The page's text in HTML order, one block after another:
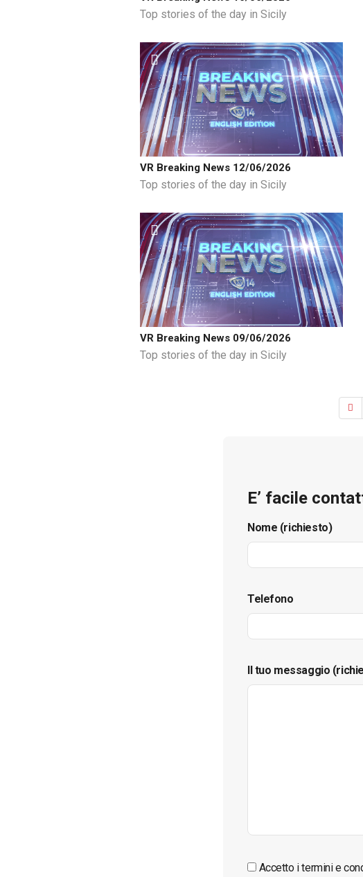
Top stories of the day in Sicily
VR Breaking News 12/06/2026
Top stories of the day in Sicily
VR Breaking News 09/06/2026
Top stories of the day in Sicily
E’ facile
Nome (richiesto)
Telefono
Il tuo messaggio
Accetto i termini e